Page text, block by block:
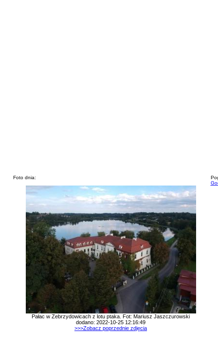
Foto dnia:
Pałac w Zebrzydowicach z lotu ptaka. Fot: Mariusz Jaszczurowski
dodano: 2022-10-25 12:16:49
>>>Zobacz poprzednie zdjęcia